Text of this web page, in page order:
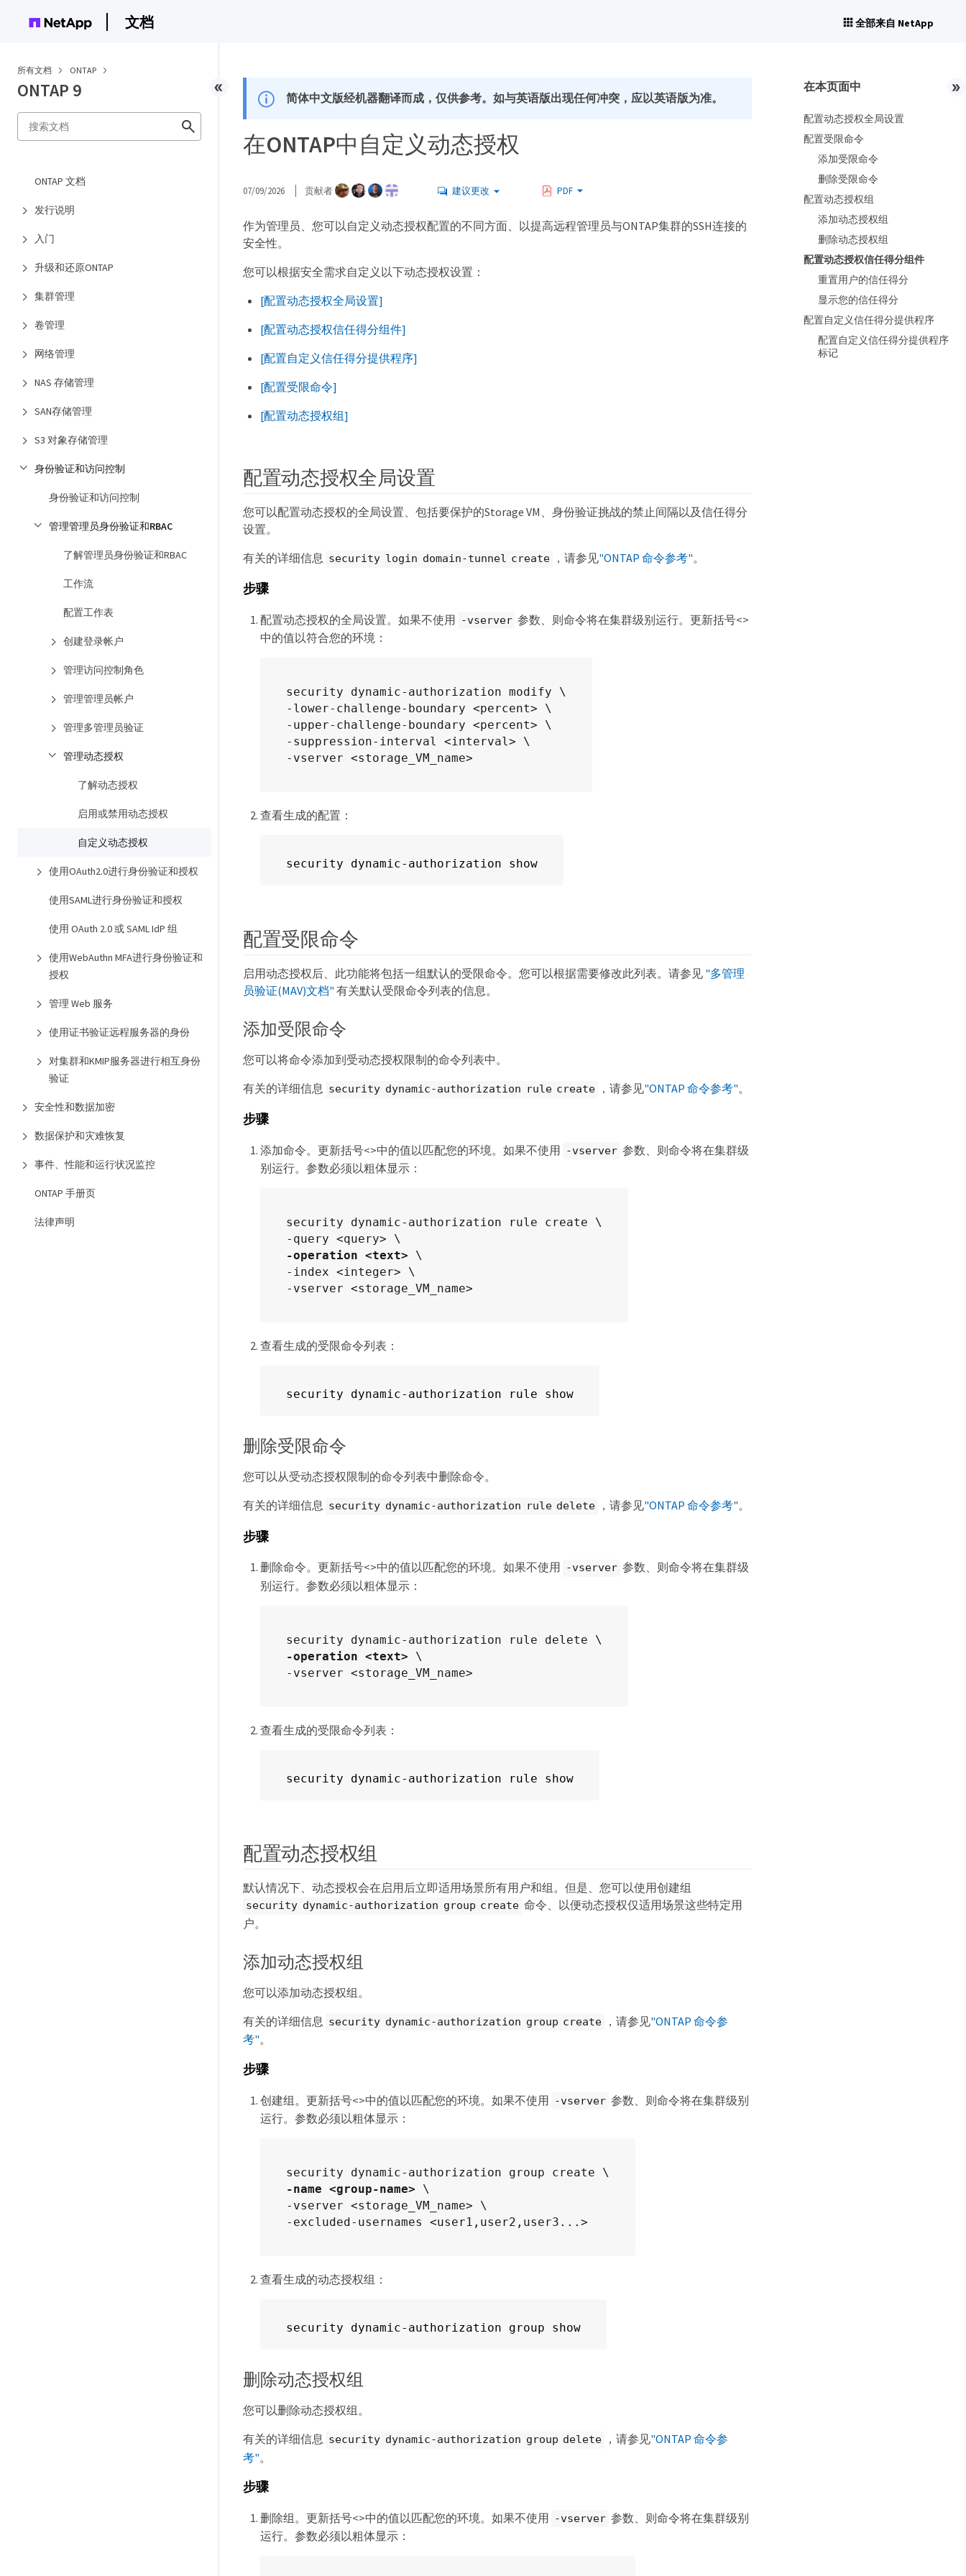
文档 全部来自 NetApp
所有文档 ONTAP
ONTAP 9
ONTAP 文档
发行说明
入门
升级和还原ONTAP
集群管理
卷管理
网络管理
NAS 存储管理
SAN存储管理
S3 对象存储管理
身份验证和访问控制
身份验证和访问控制
管理管理员身份验证和RBAC
了解管理员身份验证和RBAC
工作流
配置工作表
创建登录帐户
管理访问控制角色
管理管理员帐户
管理多管理员验证
管理动态授权
了解动态授权
启用或禁用动态授权
自定义动态授权
使用OAuth2.0进行身份验证和授权
使用SAML进行身份验证和授权
使用 OAuth 2.0 或 SAML IdP 组
使用WebAuthn MFA进行身份验证和
授权
管理 Web 服务
使用证书验证远程服务器的身份
对集群和KMIP服务器进行相互身份
验证
安全性和数据加密
数据保护和灾难恢复
事件、性能和运行状况监控
ONTAP 手册页
法律声明
简体中文版经机器翻译而成，仅供参考。如与英语版出现任何冲突，应以英语版为准。
在ONTAP中自定义动态授权
07/09/2026 贡献者 建议更改 PDF
作为管理员、您可以自定义动态授权配置的不同方面、以提高远程管理员与ONTAP集群的SSH连接的
安全性。
您可以根据安全需求自定义以下动态授权设置：
[配置动态授权全局设置]
[配置动态授权信任得分组件]
[配置自定义信任得分提供程序]
[配置受限命令]
[配置动态授权组]
配置动态授权全局设置
您可以配置动态授权的全局设置、包括要保护的Storage VM、身份验证挑战的禁止间隔以及信任得分
设置。
有关的详细信息 security login domain-tunnel create ，请参见"ONTAP 命令参考"。
步骤
配置动态授权的全局设置。如果不使用 -vserver 参数、则命令将在集群级别运行。更新括号<>
中的值以符合您的环境：
security dynamic-authorization modify \
-lower-challenge-boundary <percent> \
-upper-challenge-boundary <percent> \
-suppression-interval <interval> \
-vserver <storage_VM_name>
查看生成的配置：
security dynamic-authorization show
配置受限命令
启用动态授权后、此功能将包括一组默认的受限命令。您可以根据需要修改此列表。请参见 "多管理
员验证(MAV)文档" 有关默认受限命令列表的信息。
添加受限命令
您可以将命令添加到受动态授权限制的命令列表中。
有关的详细信息 security dynamic-authorization rule create ，请参见"ONTAP 命令参考"。
步骤
添加命令。更新括号<>中的值以匹配您的环境。如果不使用 -vserver 参数、则命令将在集群级
别运行。参数必须以粗体显示：
security dynamic-authorization rule create \
-operation <text> \
-index <integer> \
-vserver <storage_VM_name>
查看生成的受限命令列表：
security dynamic-authorization rule show
删除受限命令
您可以从受动态授权限制的命令列表中删除命令。
有关的详细信息 security dynamic-authorization rule delete ，请参见"ONTAP 命令参考"。
步骤
删除命令。更新括号<>中的值以匹配您的环境。如果不使用 -vserver 参数、则命令将在集群级
别运行。参数必须以粗体显示：
-operation <text> \
-vserver <storage_VM_name>
查看生成的受限命令列表：
security dynamic-authorization rule show
配置动态授权组
默认情况下、动态授权会在启用后立即适用场景所有用户和组。但是、您可以使用创建组
security dynamic-authorization group create 命令、以便动态授权仅适用场景这些特定用
户。
添加动态授权组
您可以添加动态授权组。
有关的详细信息 security dynamic-authorization group create ，请参见"ONTAP 命令参
考"。
步骤
创建组。更新括号<>中的值以匹配您的环境。如果不使用 -vserver 参数、则命令将在集群级别
运行。参数必须以粗体显示：
-name <group-name> \
-vserver <storage_VM_name> \
-excluded-usernames <user1,user2,user3...>
查看生成的动态授权组：
security dynamic-authorization group show
删除动态授权组
您可以删除动态授权组。
有关的详细信息 security dynamic-authorization group delete ，请参见"ONTAP 命令参
考"。
步骤
删除组。更新括号<>中的值以匹配您的环境。如果不使用 -vserver 参数、则命令将在集群级别
运行。参数必须以粗体显示：
在本页面中
配置动态授权全局设置
配置受限命令
添加受限命令
删除受限命令
配置动态授权组
添加动态授权组
删除动态授权组
配置动态授权信任得分组件
重置用户的信任得分
显示您的信任得分
配置自定义信任得分提供程序
配置自定义信任得分提供程序
标记